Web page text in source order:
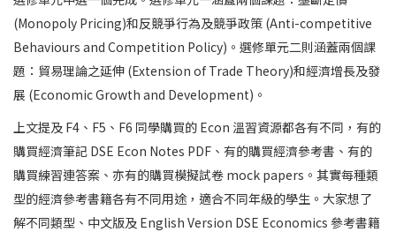
(Monopoly Pricing)和反競爭行為及競爭政策 (Anti-competitive
Behaviours and Competition Policy)。選修單元二則涵蓋兩個課
題：貿易理論之延伸 (Extension of Trade Theory)和經濟增長及發
展 (Economic Growth and Development)。
上文提及 F4、F5、F6 同學購買的 Econ 溫習資源都各有不同，有的
購買經濟筆記 DSE Econ Notes PDF、有的購買經濟參考書、有的
購買練習連答案、亦有的購買模擬試卷 mock papers。其實每種類
型的經濟參考書籍各有不同用途，適合不同年級的學生。大家想了
解不同類型、中文版及 English Version DSE Economics 參考書籍